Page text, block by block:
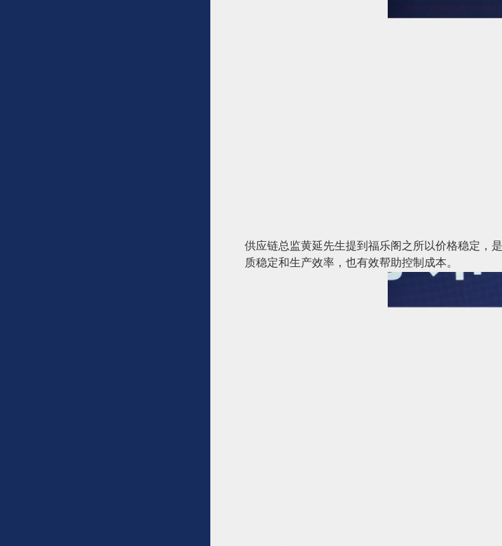
供应链总监黄延先生提到福乐阁之所以价格稳定，
质稳定和生产效率，也有效帮助控制成本。